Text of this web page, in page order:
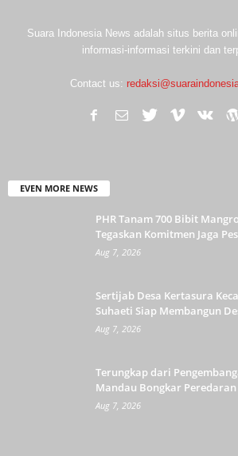
Suara Indonesia News adalah situs berita
informasi-informasi terkini dan
Contact us:
EVEN MORE NEWS
PHR Tanam 700 Bibit
Tegaskan Komitmen Jaga
Aug 7, 2026
Sertijab Desa Kertasura
Suhaeti Siap Membangun
Aug 7, 2026
Terungkap dari
Mandau Bongkar Peredaran
Aug 7, 2026